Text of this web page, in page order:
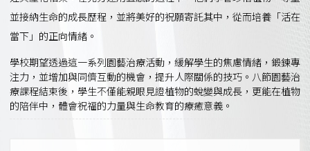
並接納生命的成長歷程，並將美好的祝願寄託其中，從而培養「活在
當下」的正向情緒。
學校期望透過這一系列園藝治療活動，緩解學生的焦慮情緒，鍛鍊專
注力，並增加與同儕互動的機會，提升人際關係的技巧。八節園藝治
療課程結束後，學生不僅能親眼見證植物的蛻變與成長，更能在植物
的陪伴中，體會祝福的力量與生命教育的療癒意義。